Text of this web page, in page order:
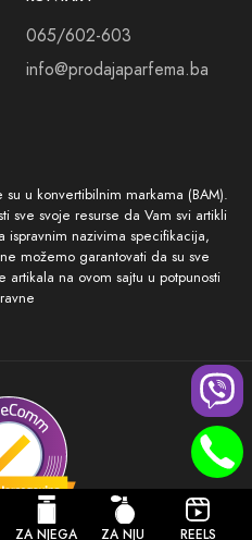
ZA NJEGA ZA NJU REELS
065/602-603
info@prodajaparfema.ba
u konvertibilnim markama (BAM).
sve svoje resurse da Vam svi artikli
ispravnim nazivima specifikacija,
možemo garantovati da su sve
na ovom sajtu u potpunosti